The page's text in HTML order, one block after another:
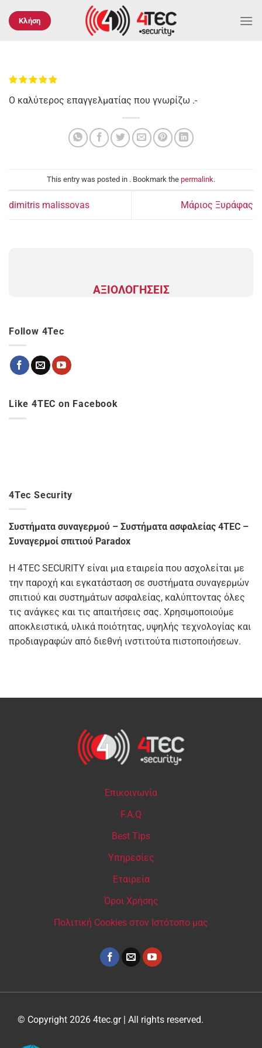
στο
Κλήση
Ο καλύτερος επαγγελματίας που γνωρίζω .-
This entry was posted in . Bookmark the permalink.
dimitris malissovas Μάριος Ξυράφας
ΑΞΙΟΛΟΓΗΣΕΙΣ
Follow 4Tec
Like 4TEC on Facebook
4Tec Security
Συστήματα συναγερμού – Συστήματα ασφαλείας 4TEC –
Συναγερμοί σπιτιού Paradox
Η 4TEC SECURITY είναι μια εταιρεία που ασχολείται με
την παροχή και εγκατάσταση σε συστήματα συναγερμών
σπιτιού και συστημάτων ασφαλείας, καλύπτοντας όλες
τις ανάγκες και τις απαιτήσεις σας. Χρησιμοποιούμε
αποκλειστικά, υλικά ποιότητας, υψηλής τεχνολογίας και
προδιαγραφών από διεθνή ινστιτούτα πιστοποιήσεων.
Επικοινωνία
F.A.Q
Best Tips
Υπηρεσίες
Εταιρεία
Όροι Χρήσης
Πολιτική Cookies στον Ιστότοπο μας
© Copyright 2026 4tec.gr | All rights reserved.